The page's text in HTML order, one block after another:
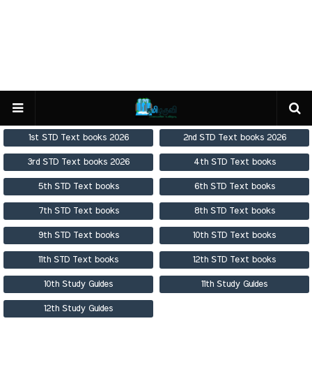
1st STD Text books 2026 2nd STD Text books 2026
3rd STD Text books 2026 4th STD Text books
5th STD Text books 6th STD Text books
7th STD Text books 8th STD Text books
9th STD Text books 10th STD Text books
11th STD Text books 12th STD Text books
10th Study Guides 11th Study Guides
12th Study Guides